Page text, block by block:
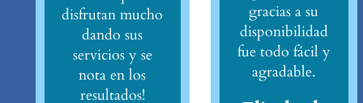
disfrutan mucho
dando sus
servicios y se
nota en los
resultados!
gracias a su
disponibilidad
fue todo fácil y
agradable.